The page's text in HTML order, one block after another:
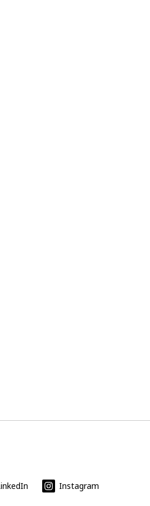
Instagram